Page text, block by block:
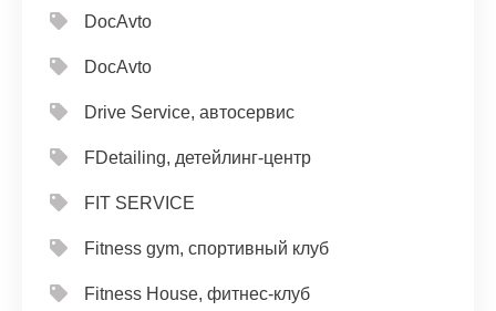
DocAvto
DocAvto
Drive Service, автосервис
FDetailing, детейлинг-центр
FIT SERVICE
Fitness gym, спортивный клуб
Fitness House, фитнес-клуб